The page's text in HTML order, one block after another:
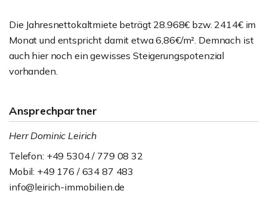
Die Jahresnettokaltmiete beträgt 28.968€ bzw. 2414€ im
Monat und entspricht damit etwa 6,86€/m². Demnach ist
auch hier noch ein gewisses Steigerungspotenzial
vorhanden.
Ansprechpartner
Herr Dominic Leirich
Telefon: +49 5304 / 779 08 32
Mobil: +49 176 / 634 87 483
info@leirich-immobilien.de